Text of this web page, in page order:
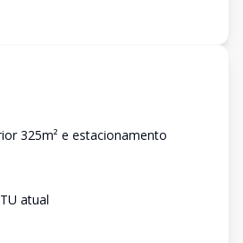
325m² e estacionamento
atual